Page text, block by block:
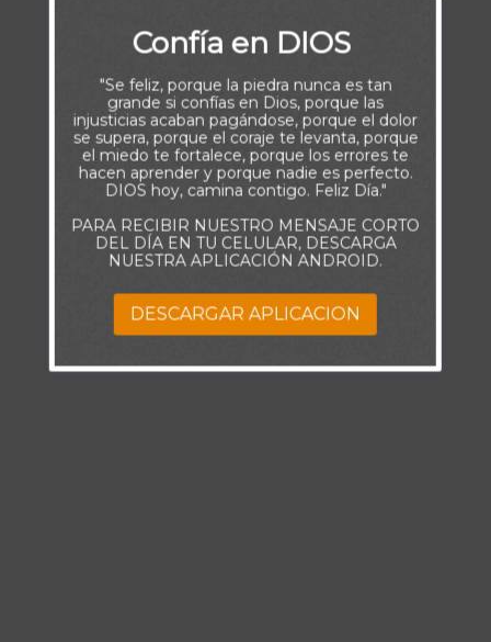
Confía en DIOS
"Se feliz, porque la piedra nunca es tan
grande si confías en Dios, porque las
injusticias acaban pagándose, porque el dolor
se supera, porque el coraje te levanta, porque
el miedo te fortalece, porque los errores te
hacen aprender y porque nadie es perfecto.
DIOS hoy, camina contigo. Feliz Día."
PARA RECIBIR NUESTRO MENSAJE CORTO
DEL DÍA EN TU CELULAR, DESCARGA
NUESTRA APLICACIÓN ANDROID.
DESCARGAR APLICACION